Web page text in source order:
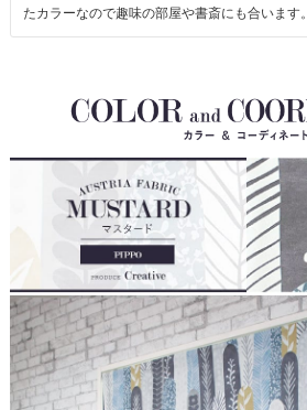
たカラーなので趣味の部屋や書斎にも合います。